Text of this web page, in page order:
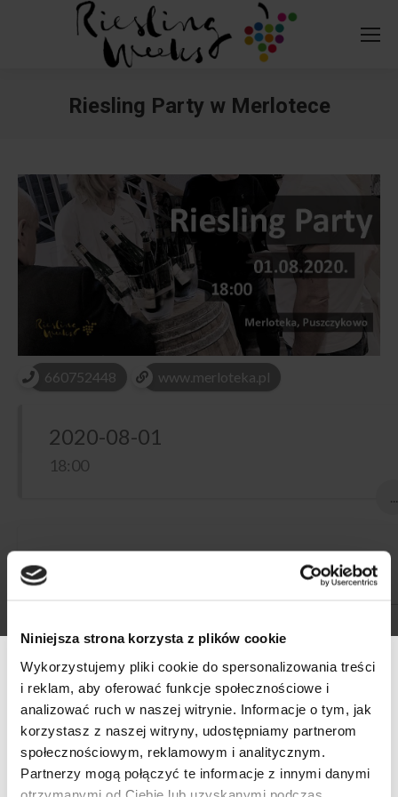
Niniejsza strona korzysta z plików cookie
Wykorzystujemy pliki cookie do spersonalizowania treści
i reklam, aby oferować funkcje społecznościowe i
analizować ruch w naszej witrynie. Informacje o tym, jak
korzystasz z naszej witryny, udostępniamy partnerom
społecznościowym, reklamowym i analitycznym.
Partnerzy mogą połączyć te informacje z innymi danymi
otrzymanymi od Ciebie lub uzyskanymi podczas
Werfikacja wieku
Riesling Party w Merlotece
660752448 www.merloteka.pl
2020-08-01
18:00
...
venue
Merloteka
Lato to świetny czas na degustowanie Rieslingów. Dlatego w
samym środku sezonu wakacyjnego zaplanowaliśmy Riesling
Party w Merlotece. Zapraszamy na otwartą degustację
niemieckich Rieslingów z regionów Mozela, Rheingau,
Palatynat i Hesja Nadreńska. Wspólnie zdegustujemy nowe